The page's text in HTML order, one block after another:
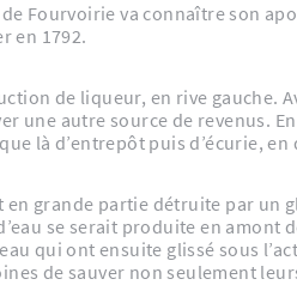
Fourvoirie va connaître son
en 1792.
de liqueur, en rive gauche.
une autre source de revenus.
là d’entrepôt puis d’écurie,
se serait produite en amont
qui ont ensuite glissé sous
de sauver non seulement